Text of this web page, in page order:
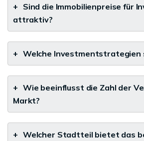
+ Sind die Immobilienpreise für
attraktiv?
+ Welche Investmentstrategien
+ Wie beeinflusst die Zahl der
Markt?
+ Welcher Stadtteil bietet das